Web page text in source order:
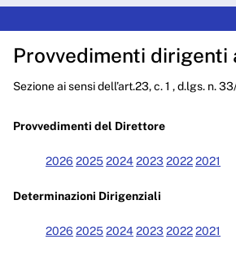
Consulenti e collaboratori
Personale
Bandi di concorso
Performance
Enti controllati
Attività e procedimenti
Provvedimenti dirigenti
Sezione ai sensi dell’art.23, c. 1 , d.lgs. n.
Provvedimenti del Direttore
2026 202520242023 20222021
Determinazioni Dirigenziali
2026 202520242023 20222021